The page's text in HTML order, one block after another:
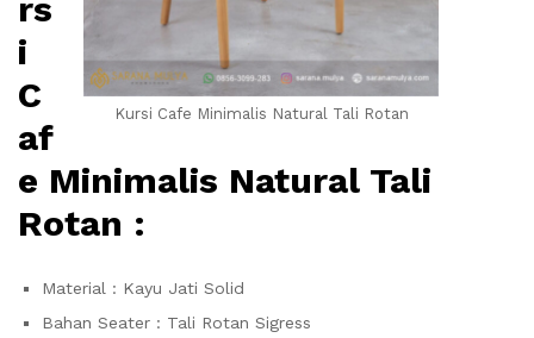
Kursi Cafe Minimalis Natural Tali Rotan
rs
i
C
af
e Minimalis Natural Tali
Rotan :
Material : Kayu Jati Solid
Bahan Seater : Tali Rotan Sigress